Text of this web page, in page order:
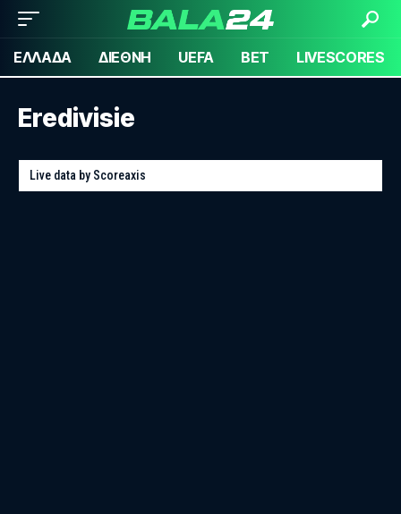
ΕΛΛΑΔΑ ΔΙΕΘΝΗ UEFA BET LIVESCORES
Eredivisie
Live data by Scoreaxis